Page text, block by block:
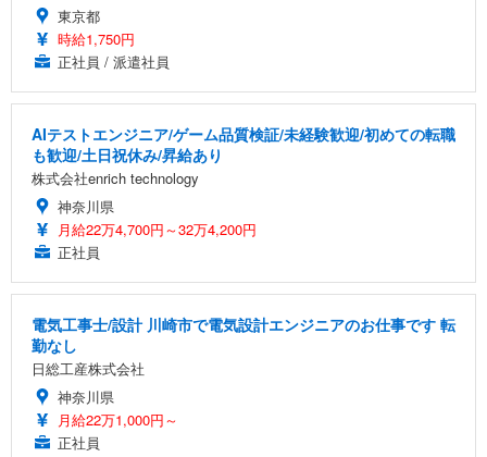
東京都
時給1,750円
正社員 / 派遣社員
AIテストエンジニア/ゲーム品質検証/未経験歓迎/初めての転職
も歓迎/土日祝休み/昇給あり
株式会社enrich technology
神奈川県
月給22万4,700円～32万4,200円
正社員
電気工事士/設計 川崎市で電気設計エンジニアのお仕事です 転
勤なし
日総工産株式会社
神奈川県
月給22万1,000円～
正社員